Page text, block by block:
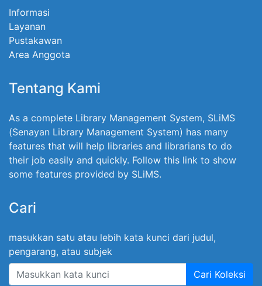
Informasi
Layanan
Pustakawan
Area Anggota
Tentang Kami
As a complete Library Management System, SLiMS
(Senayan Library Management System) has many
features that will help libraries and librarians to do
their job easily and quickly. Follow this link to show
some features provided by SLiMS.
Cari
masukkan satu atau lebih kata kunci dari judul,
pengarang, atau subjek
Cari Koleksi